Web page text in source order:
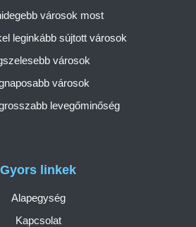
Gyors linkek
Alapegység
Kapcsolat
városok most
leginkább sújtott városok
városok
városok
levegőminőség